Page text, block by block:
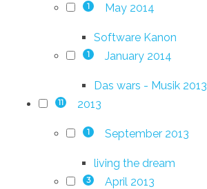
1 May 2014
Software Kanon
1 January 2014
Das wars - Musik 2013
11 2013
1 September 2013
living the dream
3 April 2013